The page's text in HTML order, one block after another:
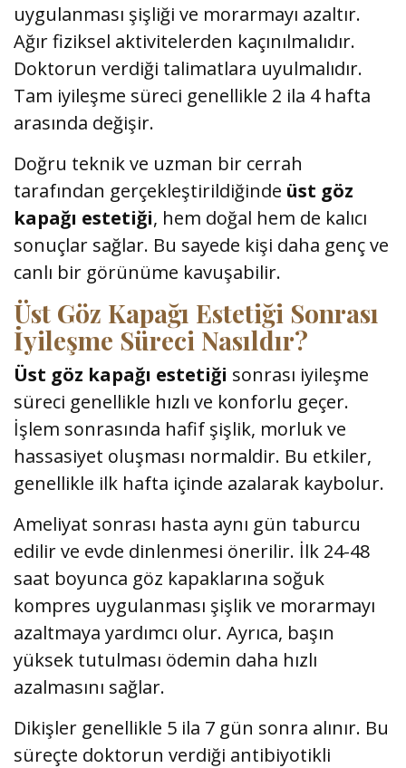
uygulanması şişliği ve morarmayı azaltır.
Ağır fiziksel aktivitelerden kaçınılmalıdır.
Doktorun verdiği talimatlara uyulmalıdır.
Tam iyileşme süreci genellikle 2 ila 4 hafta
arasında değişir.
Doğru teknik ve uzman bir cerrah
tarafından gerçekleştirildiğinde üst göz
kapağı estetiği, hem doğal hem de kalıcı
sonuçlar sağlar. Bu sayede kişi daha genç ve
canlı bir görünüme kavuşabilir.
Üst Göz Kapağı Estetiği Sonrası
İyileşme Süreci Nasıldır?
Üst göz kapağı estetiği sonrası iyileşme
süreci genellikle hızlı ve konforlu geçer.
İşlem sonrasında hafif şişlik, morluk ve
hassasiyet oluşması normaldir. Bu etkiler,
genellikle ilk hafta içinde azalarak kaybolur.
Ameliyat sonrası hasta aynı gün taburcu
edilir ve evde dinlenmesi önerilir. İlk 24-48
saat boyunca göz kapaklarına soğuk
kompres uygulanması şişlik ve morarmayı
azaltmaya yardımcı olur. Ayrıca, başın
yüksek tutulması ödemin daha hızlı
azalmasını sağlar.
Dikişler genellikle 5 ila 7 gün sonra alınır. Bu
süreçte doktorun verdiği antibiyotikli